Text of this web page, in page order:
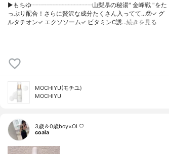
▶もちゆ┈┈┈┈┈┈┈┈┈┈山梨県の秘湯" 金峰戦 "をた
っぷり配合！さらに贅沢な成分たくさん入ってて…🥹✓ グ
ルタチオン✓ エクソソーム✓ ビタミンC誘…続きを見る
MOCHIYU(モチユ)
MOCHIYU
3歳＆0歳boy×OL🤍
coala